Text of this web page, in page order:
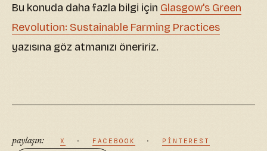
Bu konuda daha fazla bilgi için Glasgow's Green
Revolution: Sustainable Farming Practices
yazısına göz atmanızı öneririz.
paylaşın: X · FACEBOOK · PINTEREST